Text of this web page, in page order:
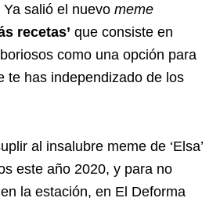
salió el nuevo meme
recetas’ que consiste en
como una opción para
te has independizado de los
al insalubre meme de ‘Elsa’
este año 2020, y para no
la estación, en El Deforma